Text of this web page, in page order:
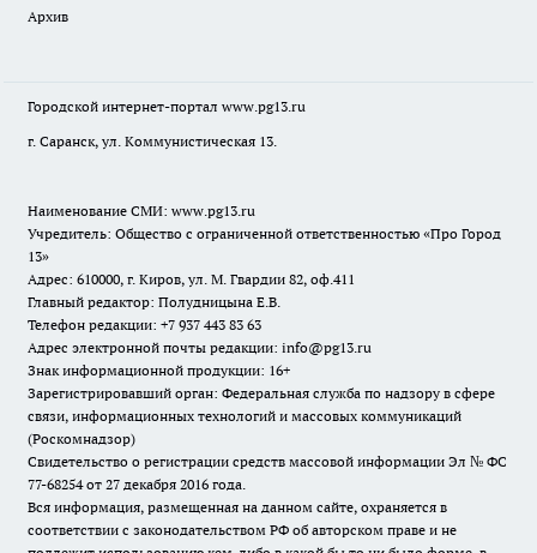
Архив
Городской интернет-портал www.pg13.ru
г. Саранск, ул. Коммунистическая 13.
Наименование СМИ: www.pg13.ru
Учредитель: Общество с ограниченной ответственностью «Про Город
13»
Адрес: 610000, г. Киров, ул. М. Гвардии 82, оф.411
Главный редактор: Полудницына Е.В.
Телефон редакции: +7 937 443 83 63
Адрес электронной почты редакции: info@pg13.ru
Знак информационной продукции: 16+
Зарегистрировавший орган: Федеральная служба по надзору в сфере
связи, информационных технологий и массовых коммуникаций
(Роскомнадзор)
Свидетельство о регистрации средств массовой информации Эл № ФС
77-68254 от 27 декабря 2016 года.
Вся информация, размещенная на данном сайте, охраняется в
соответствии с законодательством РФ об авторском праве и не